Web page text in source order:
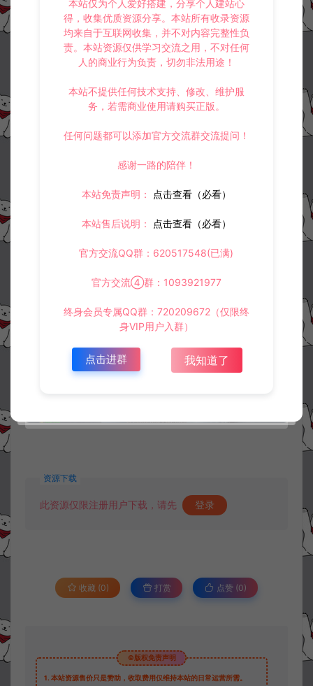
资源下载
此资源仅限注册用户下载，请先 登录
收藏 (0) 打赏 点赞 (0)
©版权免责声明
1. 本站资源售价只是赞助，收取费用仅维持本站的日常运营所需。
本站仅为个人爱好搭建，分享个人建站心
得，收集优质资源分享。本站所有收录资源
均来自于互联网收集，并不对内容完整性负
责。本站资源仅供学习交流之用，不对任何
人的商业行为负责，切勿非法用途！
本站不提供任何技术支持、修改、维护服
务，若需商业使用请购买正版。
任何问题都可以添加官方交流群交流提问！
感谢一路的陪伴！
本站免责声明： 点击查看（必看）
本站售后说明： 点击查看（必看）
官方交流QQ群：620517548(已满)
官方交流④群：1093921977
终身会员专属QQ群：720209672（仅限终
身VIP用户入群）
点击进群 我知道了